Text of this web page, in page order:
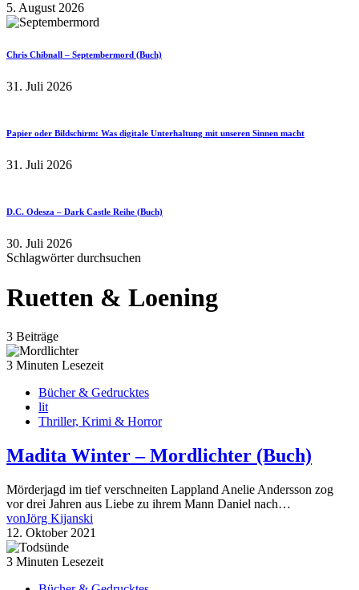
5. August 2026
Chris Chibnall – Septembermord (Buch)
31. Juli 2026
Papier oder Bildschirm: Was digitale Unterhaltung mit unseren Sinnen macht
31. Juli 2026
D.C. Odesza – Dark Castle Reihe (Buch)
30. Juli 2026
Schlagwörter durchsuchen
Ruetten & Loening
3 Beiträge
3 Minuten Lesezeit
Bücher & Gedrucktes
lit
Thriller, Krimi & Horror
Madita Winter – Mordlichter (Buch)
Mörderjagd im tief verschneiten Lappland Anelie Andersson zog
vor drei Jahren aus Liebe zu ihrem Mann Daniel nach…
vonJörg Kijanski
12. Oktober 2021
3 Minuten Lesezeit